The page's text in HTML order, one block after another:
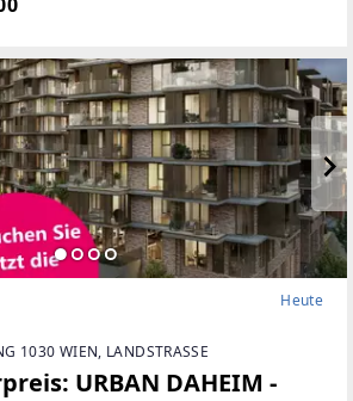
Heute
1030 WIEN, LANDSTRASSE
URBAN DAHEIM -